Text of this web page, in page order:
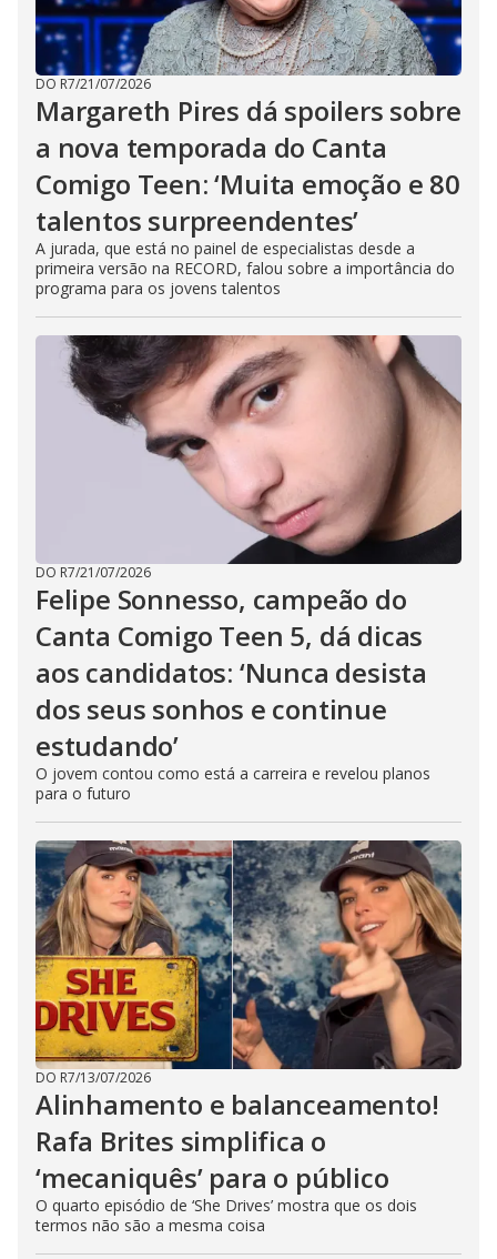
DO R7/21/07/2026
Margareth Pires dá spoilers sobre
a nova temporada do Canta
Comigo Teen: ‘Muita emoção e 80
talentos surpreendentes’
A jurada, que está no painel de especialistas desde a
primeira versão na RECORD, falou sobre a importância do
programa para os jovens talentos
DO R7/21/07/2026
Felipe Sonnesso, campeão do
Canta Comigo Teen 5, dá dicas
aos candidatos: ‘Nunca desista
dos seus sonhos e continue
estudando’
O jovem contou como está a carreira e revelou planos
para o futuro
DO R7/13/07/2026
Alinhamento e balanceamento!
Rafa Brites simplifica o
‘mecaniquês’ para o público
O quarto episódio de ‘She Drives’ mostra que os dois
termos não são a mesma coisa